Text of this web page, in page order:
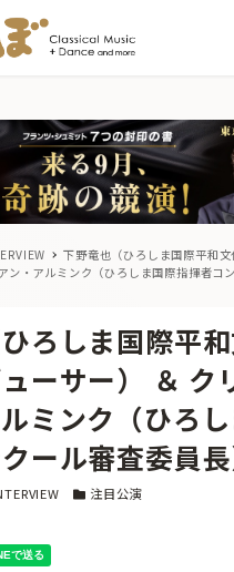
下野竜也（ひろしま国際平和
ン・アルミンク（ひろしま国際指揮者コ
ろしま国際平
ーサー） ＆ ク
ミンク（ひろ
ール審査委員長
リー カテゴリー
注目公演